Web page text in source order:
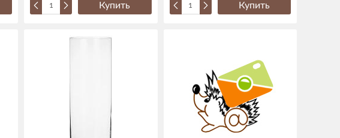
Купить Купить